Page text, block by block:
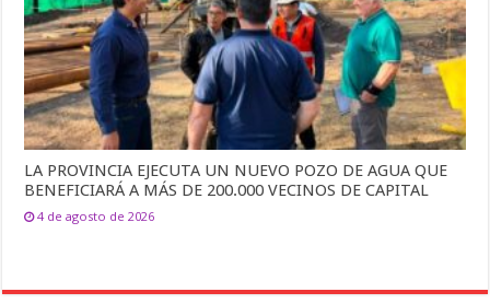
LA PROVINCIA EJECUTA UN NUEVO POZO DE AGUA QUE
BENEFICIARÁ A MÁS DE 200.000 VECINOS DE CAPITAL
4 de agosto de 2026